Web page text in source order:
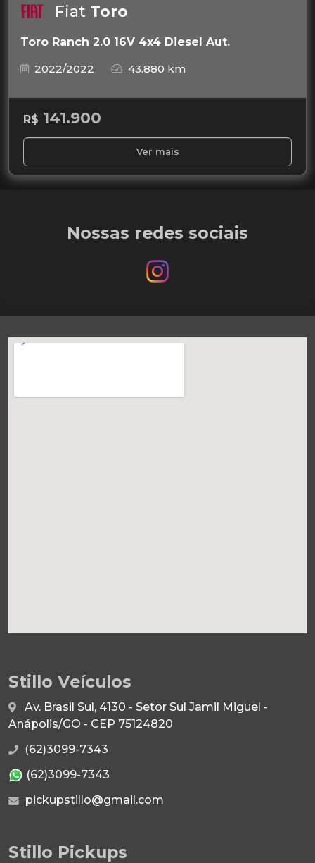
Fiat Toro
Toro Ranch 2.0 16V 4x4 Diesel Aut.
2022/2022
43.880 km
R$ 141.900
Ver mais
Nossas redes sociais
Stillo Veículos
Av. Brasil Sul, 4130 - Setor Sul Jamil Miguel -
Anápolis/GO - CEP 75124820
(62)3099-7343
(62)3099-7343
pickupstillo@gmail.com
Stillo Pickups